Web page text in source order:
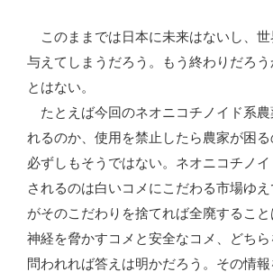
このままでは日本に未来はないし、世
与えてしまうだろう。もう終わりだろ
とはない。
たとえば今回のネオニコチノイド系農
れるのか、使用を禁止したら農家が困
必ずしもそうではない。ネオニコチノ
されるのは白いコメにこだわる市場ゆ
がそのこだわりを捨てれば全廃すること
神経を脅かすコメと安全なコメ、どちら
問われれば答えは明かだろう。その情